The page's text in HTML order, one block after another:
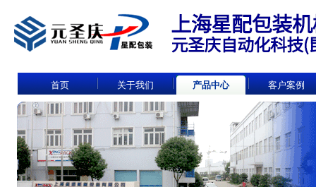
首页 关于我们 产品中心 客户案例